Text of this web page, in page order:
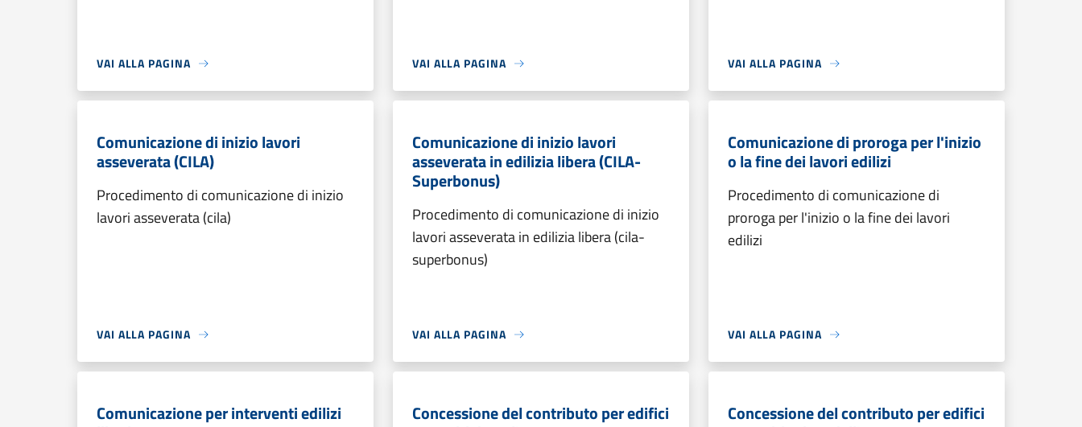
VAI ALLA PAGINA VAI ALLA PAGINA VAI ALLA PAGINA
Comunicazione di inizio lavori
asseverata (CILA)
Procedimento di comunicazione di inizio
lavori asseverata (cila)
VAI ALLA PAGINA
Comunicazione di inizio lavori
asseverata in edilizia libera (CILA-
Superbonus)
Procedimento di comunicazione di inizio
lavori asseverata in edilizia libera (cila-
superbonus)
VAI ALLA PAGINA
Comunicazione di proroga per l'inizio
o la fine dei lavori edilizi
Procedimento di comunicazione di
proroga per l'inizio o la fine dei lavori
edilizi
VAI ALLA PAGINA
Comunicazione per interventi edilizi Concessione del contributo per edifici Concessione del contributo per edifici